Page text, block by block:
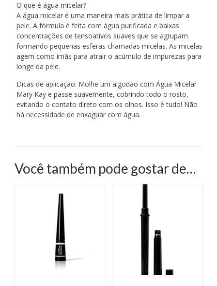
O que é água micelar?
A água micelar é uma maneira mais prática de limpar a
pele. A fórmula é feita com água purificada e baixas
concentrações de tensoativos suaves que se agrupam
formando pequenas esferas chamadas micelas. As micelas
agem como ímãs para atrair o acúmulo de impurezas para
longe da pele.
Dicas de aplicação: Molhe um algodão com Água Micelar
Mary Kay e passe suavemente, cobrindo todo o rosto,
evitando o contato direto com os olhos. Isso é tudo! Não
há necessidade de enxaguar com água.
Você também pode gostar de…